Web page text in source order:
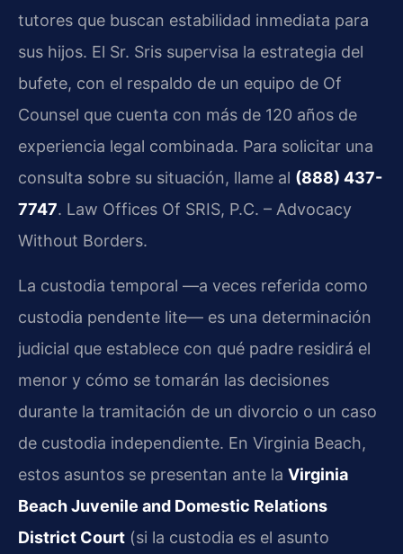
tutores que buscan estabilidad inmediata para
sus hijos. El Sr. Sris supervisa la estrategia del
bufete, con el respaldo de un equipo de Of
Counsel que cuenta con más de 120 años de
experiencia legal combinada. Para solicitar una
consulta sobre su situación, llame al (888) 437-
7747. Law Offices Of SRIS, P.C. – Advocacy
Without Borders.
La custodia temporal —a veces referida como
custodia pendente lite— es una determinación
judicial que establece con qué padre residirá el
menor y cómo se tomarán las decisiones
durante la tramitación de un divorcio o un caso
de custodia independiente. En Virginia Beach,
estos asuntos se presentan ante la Virginia
Beach Juvenile and Domestic Relations
District Court (si la custodia es el asunto